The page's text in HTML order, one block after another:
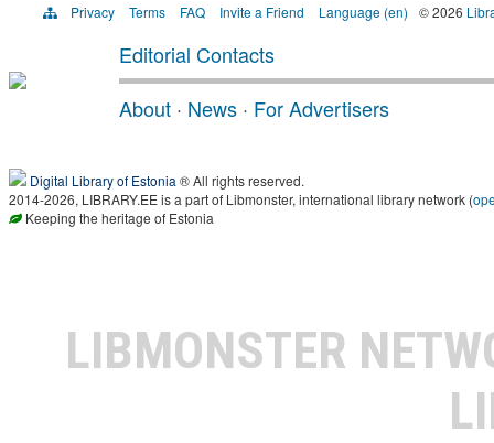
Privacy Terms FAQ Invite a Friend Language (en) © 2026
Editorial Contacts
About · News · For Advertisers
Digital Library of Estonia ® All rights reserved.
2014-2026, LIBRARY.EE is a part of Libmonster, international library network (
Keeping the heritage of Estonia
LIBMONSTER